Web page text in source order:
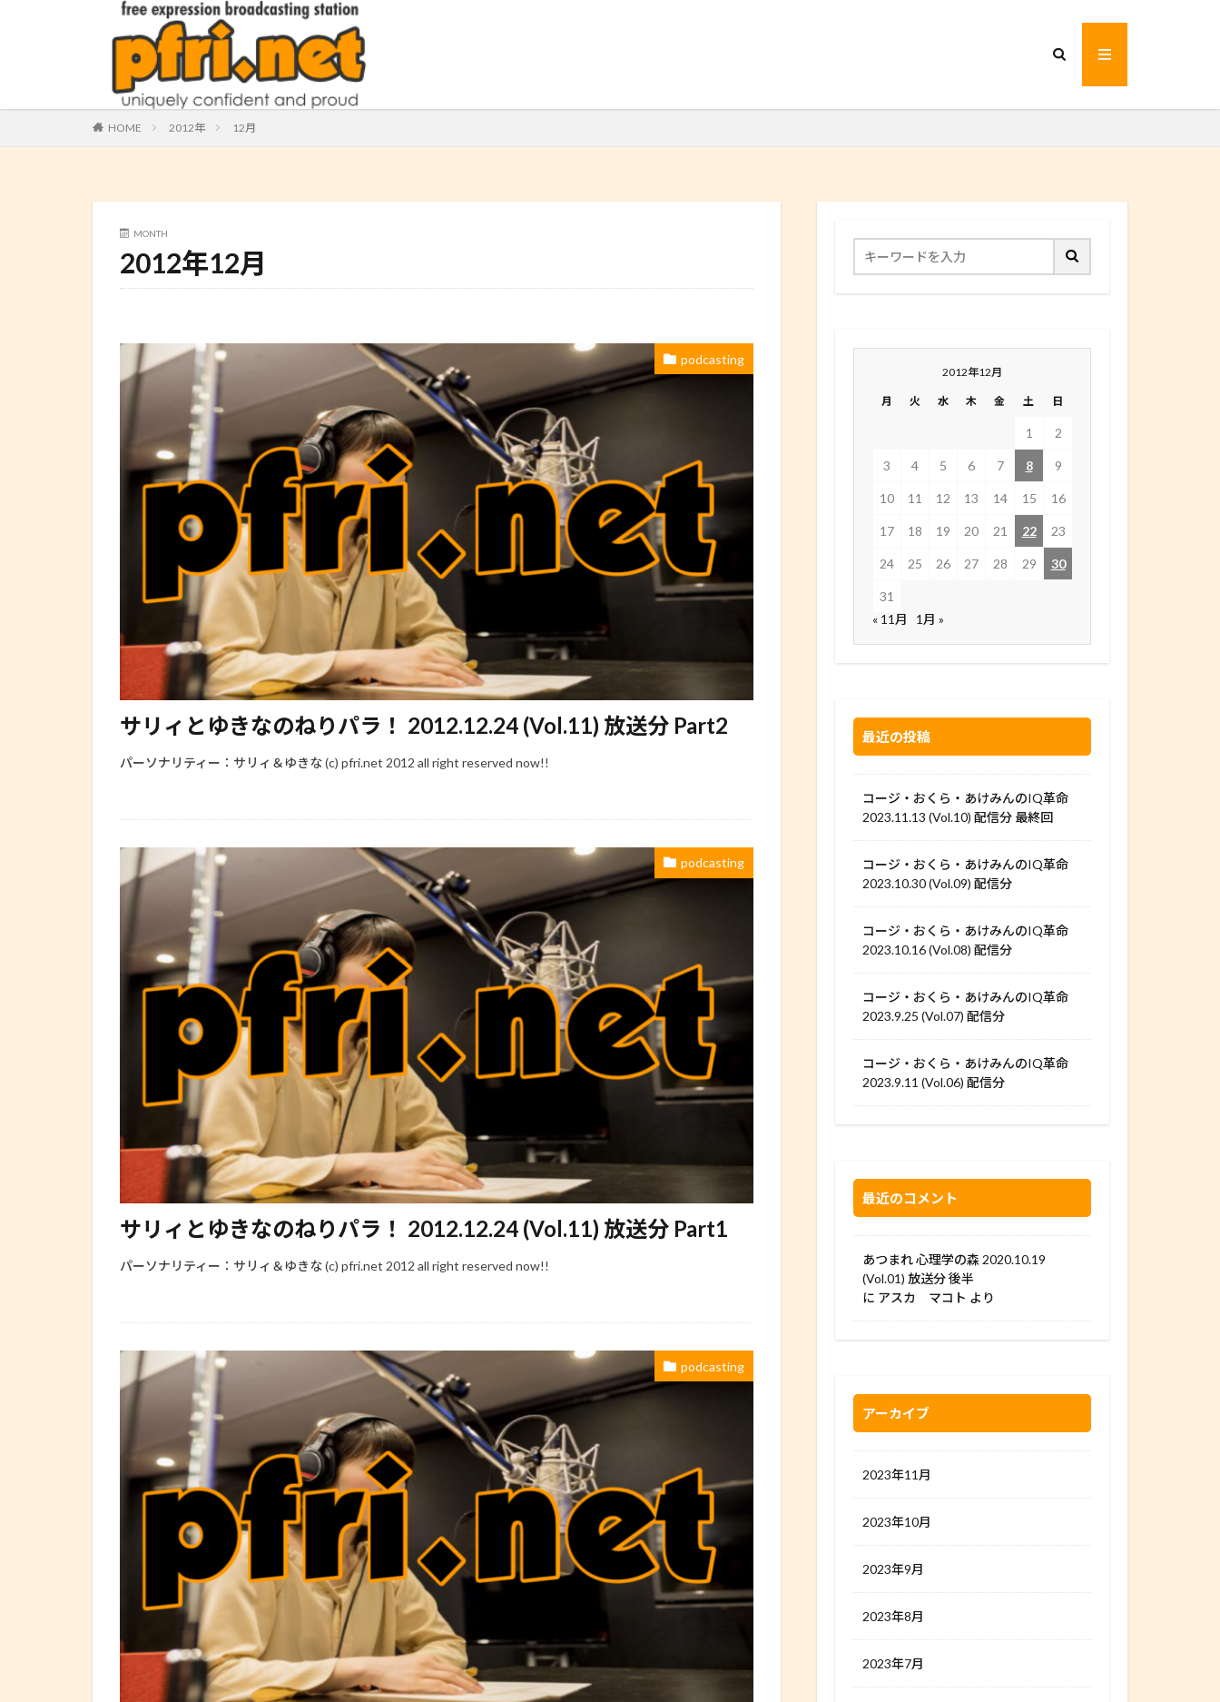
HOME 2012年 12月
MONTH
2012年12月
podcasting
サリィとゆきなのねりパラ！ 2012.12.24 (Vol.11) 放送分 Part2
パーソナリティー：サリィ＆ゆきな (c) pfri.net 2012 all right reserved now!!
podcasting
サリィとゆきなのねりパラ！ 2012.12.24 (Vol.11) 放送分 Part1
パーソナリティー：サリィ＆ゆきな (c) pfri.net 2012 all right reserved now!!
podcasting
2012年12月
月 火 水 木 金 土 日
1 2
3 4 5 6 7 8 9
10 11 12 13 14 15 16
17 18 19 20 21 22 23
24 25 26 27 28 29 30
31
« 11月
1月 »
最近の投稿
コージ・おくら・あけみんのIQ革命
2023.11.13 (Vol.10) 配信分 最終回
コージ・おくら・あけみんのIQ革命
2023.10.30 (Vol.09) 配信分
コージ・おくら・あけみんのIQ革命
2023.10.16 (Vol.08) 配信分
コージ・おくら・あけみんのIQ革命
2023.9.25 (Vol.07) 配信分
コージ・おくら・あけみんのIQ革命
2023.9.11 (Vol.06) 配信分
最近のコメント
あつまれ 心理学の森 2020.10.19
(Vol.01) 放送分 後半
に アスカ マコト より
アーカイブ
2023年11月
2023年10月
2023年9月
2023年8月
2023年7月